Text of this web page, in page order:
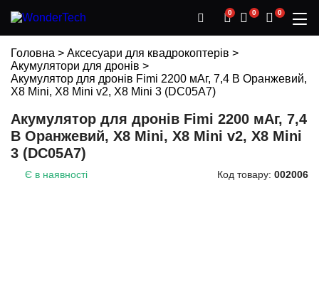
0 0 0
Головна > Аксесуари для квадрокоптерів >
Акумулятори для дронів >
Акумулятор для дронів Fimi 2200 мАг, 7,4 В Оранжевий,
X8 Mini, X8 Mini v2, X8 Mini 3 (DC05A7)
Акумулятор для дронів Fimi 2200 мАг, 7,4
В Оранжевий, X8 Mini, X8 Mini v2, X8 Mini
3 (DC05A7)
Є в наявності Код товару: 002006